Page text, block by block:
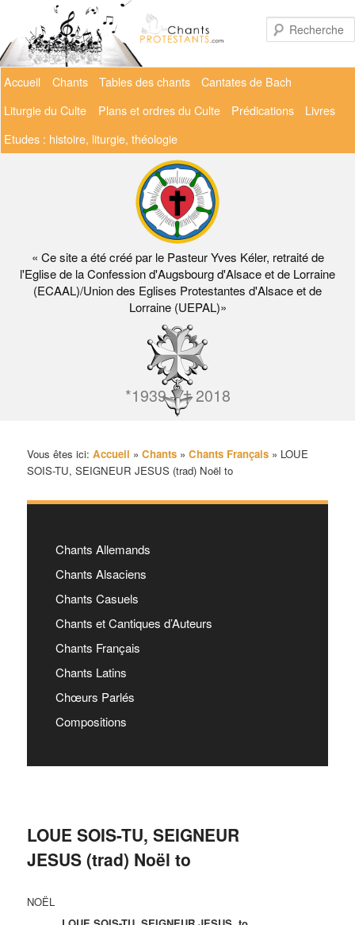
contenu
principal
« Ce site a été créé par le Pasteur Yves Kéler, retraité de
l'Eglise de la Confession d'Augsbourg d'Alsace et de Lorraine
(ECAAL)/Union des Eglises Protestantes d'Alsace et de
Lorraine (UEPAL)»
*1939 – † 2018
Menu
Accueil Chants Tables des chants
Cantates de Bach
Liturgie du Culte
Plans et ordres du Culte Prédications
Livres
Etudes : histoire, liturgie, théologie
LOUE SOIS-TU, SEIGNEUR
JESUS (trad) Noël to
NOËL
Vous êtes ici:Accueil »Chants »Chants Français » LOUE
SOIS-TU, SEIGNEUR JESUS (trad) Noël to
Chants Allemands
Chants Alsaciens
Chants Casuels
Chants et Cantiques d’Auteurs
Chants Français
Chants Latins
Chœurs Parlés
Compositions